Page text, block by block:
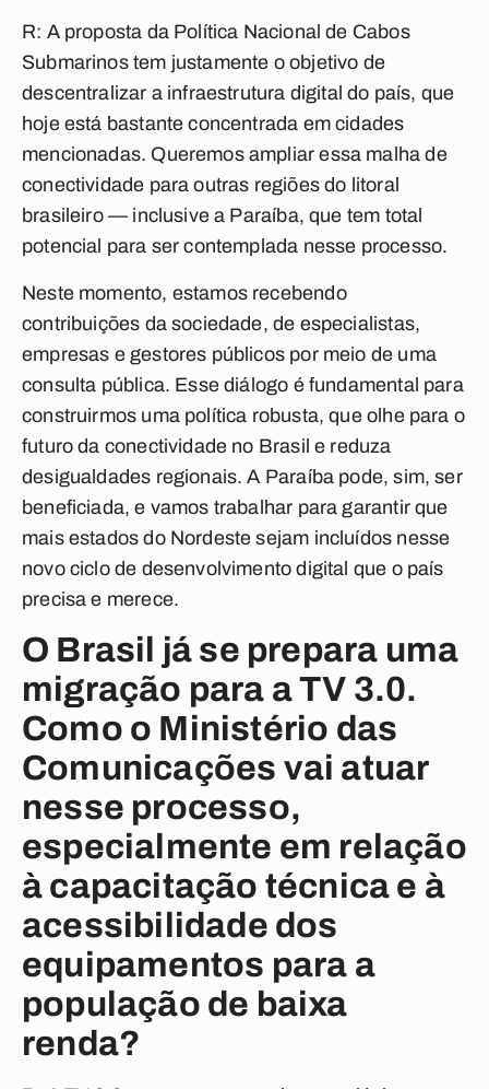
R: A proposta da Política Nacional de Cabos
Submarinos tem justamente o objetivo de
descentralizar a infraestrutura digital do país, que
hoje está bastante concentrada em cidades
mencionadas. Queremos ampliar essa malha de
conectividade para outras regiões do litoral
brasileiro — inclusive a Paraíba, que tem total
potencial para ser contemplada nesse processo.
Neste momento, estamos recebendo
contribuições da sociedade, de especialistas,
empresas e gestores públicos por meio de uma
consulta pública. Esse diálogo é fundamental para
construirmos uma política robusta, que olhe para o
futuro da conectividade no Brasil e reduza
desigualdades regionais. A Paraíba pode, sim, ser
beneficiada, e vamos trabalhar para garantir que
mais estados do Nordeste sejam incluídos nesse
novo ciclo de desenvolvimento digital que o país
precisa e merece.
O Brasil já se prepara uma
migração para a TV 3.0.
Como o Ministério das
Comunicações vai atuar
nesse processo,
especialmente em relação
à capacitação técnica e à
acessibilidade dos
equipamentos para a
população de baixa
renda?